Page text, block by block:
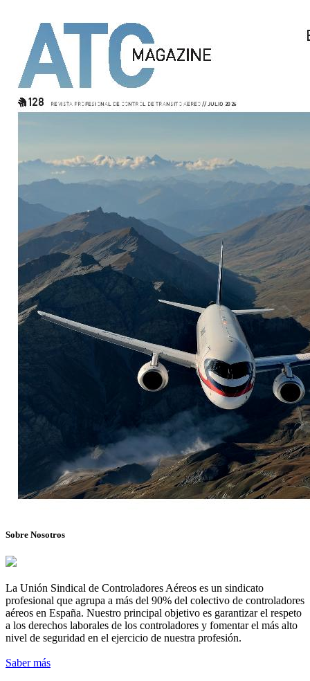
Sobre Nosotros
La Unión Sindical de Controladores Aéreos es un sindicato
profesional que agrupa a más del 90% del colectivo de controladores
aéreos en España. Nuestro principal objetivo es garantizar el respeto
a los derechos laborales de los controladores y fomentar el más alto
nivel de seguridad en el ejercicio de nuestra profesión.
Saber más